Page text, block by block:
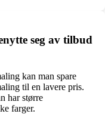
seg av tilbud
kan man spare
til en lavere pris.
har større
farger.